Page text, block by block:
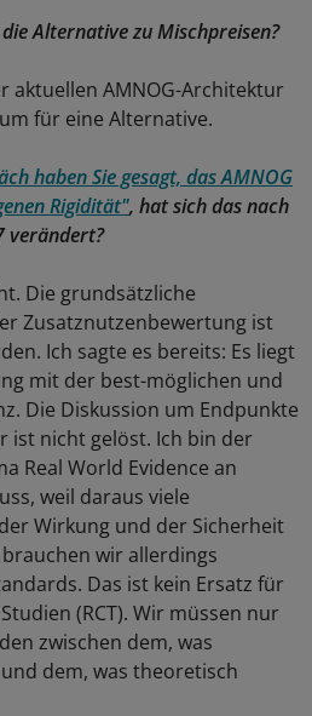
Alternative zu Mischpreisen?
aktuellen AMNOG-Architektur
für eine Alternative.
haben Sie gesagt, das AMNOG
Rigidität", hat sich das nach
verändert?
Die grundsätzliche
Zusatznutzenbewertung ist
Ich sagte es bereits: Es liegt
mit der best-möglichen und
Die Diskussion um Endpunkte
ist nicht gelöst. Ich bin der
Real World Evidence an
weil daraus viele
Wirkung und der Sicherheit
wir allerdings
Das ist kein Ersatz für
(RCT). Wir müssen nur
zwischen dem, was
dem, was theoretisch